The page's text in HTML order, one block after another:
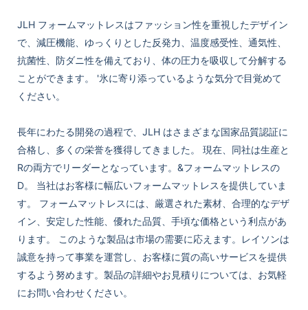
JLH フォームマットレスはファッション性を重視したデザイン
で、減圧機能、ゆっくりとした反発力、温度感受性、通気性、
抗菌性、防ダニ性を備えており、体の圧力を吸収して分解する
ことができます。 '氷に寄り添っているような気分で目覚めて
ください。
長年にわたる開発の過程で、JLH はさまざまな国家品質認証に
合格し、多くの栄誉を獲得してきました。 現在、同社は生産と
Rの両方でリーダーとなっています。&フォームマットレスの
D。 当社はお客様に幅広いフォームマットレスを提供していま
す。 フォームマットレスには、厳選された素材、合理的なデザ
イン、安定した性能、優れた品質、手頃な価格という利点があ
ります。 このような製品は市場の需要に応えます。レイソンは
誠意を持って事業を運営し、お客様に質の高いサービスを提供
するよう努めます。製品の詳細やお見積りについては、お気軽
にお問い合わせください。